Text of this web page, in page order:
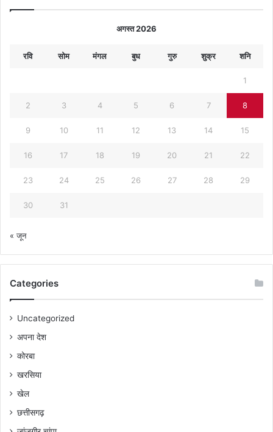
अगस्त 2026
रवि सोम मंगल बुध गुरु शुक्र शनि
1
2 3 4 5 6 7 8
9 10 11 12 13 14 15
16 17 18 19 20 21 22
23 24 25 26 27 28 29
30 31
« जून
Categories
Uncategorized
अपना देश
कोरबा
खरसिया
खेल
छत्तीसगढ़